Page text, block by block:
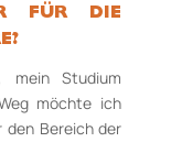
FÜR DIE
Studium
möchte ich
den Bereich der